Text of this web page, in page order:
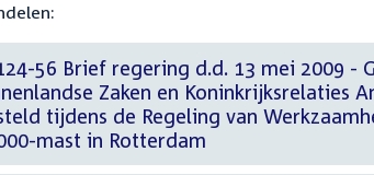
56 Brief regering d.d. 13 mei 2009 -
Zaken en Koninkrijksrelaties
tijdens de Regeling van
mast in Rotterdam